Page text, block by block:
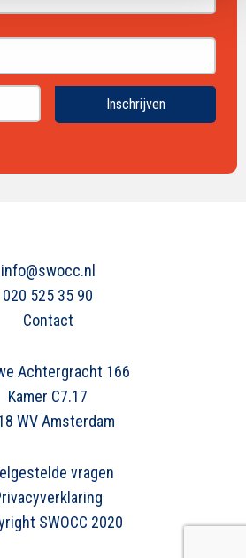
Inschrijven
info@swocc.nl
020 525 35 90
Contact
Achtergracht 166
Kamer C7.17
WV Amsterdam
vragen
SWOCC 2020